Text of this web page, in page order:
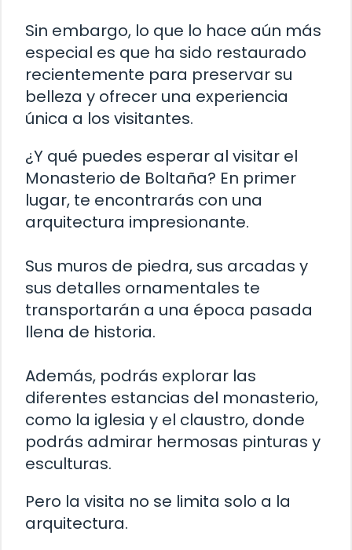
Sin embargo, lo que lo hace aún más
especial es que ha sido restaurado
recientemente para preservar su
belleza y ofrecer una experiencia
única a los visitantes.
¿Y qué puedes esperar al visitar el
Monasterio de Boltaña? En primer
lugar, te encontrarás con una
arquitectura impresionante.
Sus muros de piedra, sus arcadas y
sus detalles ornamentales te
transportarán a una época pasada
llena de historia.
Además, podrás explorar las
diferentes estancias del monasterio,
como la iglesia y el claustro, donde
podrás admirar hermosas pinturas y
esculturas.
Pero la visita no se limita solo a la
arquitectura.